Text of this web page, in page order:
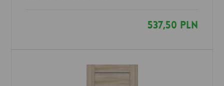
537,50 PLN